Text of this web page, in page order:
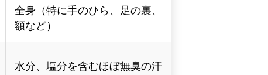
全身（特に手のひら、足の裏、
額など）
水分、塩分を含むほぼ無臭の汗